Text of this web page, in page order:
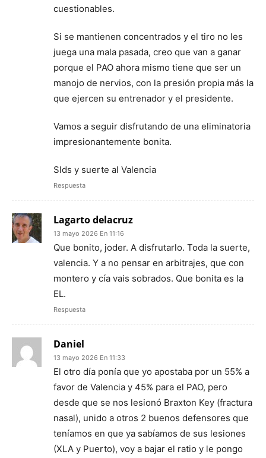
cuestionables.
Si se mantienen concentrados y el tiro no les
juega una mala pasada, creo que van a ganar
porque el PAO ahora mismo tiene que ser un
manojo de nervios, con la presión propia más la
que ejercen su entrenador y el presidente.
Vamos a seguir disfrutando de una eliminatoria
impresionantemente bonita.
Slds y suerte al Valencia
Respuesta
Lagarto delacruz
13 mayo 2026 En 11:16
Que bonito, joder. A disfrutarlo. Toda la suerte,
valencia. Y a no pensar en arbitrajes, que con
montero y cía vais sobrados. Que bonita es la
EL.
Respuesta
Daniel
13 mayo 2026 En 11:33
El otro día ponía que yo apostaba por un 55% a
favor de Valencia y 45% para el PAO, pero
desde que se nos lesionó Braxton Key (fractura
nasal), unido a otros 2 buenos defensores que
teníamos en que ya sabíamos de sus lesiones
(XLA y Puerto), voy a bajar el ratio y le pongo